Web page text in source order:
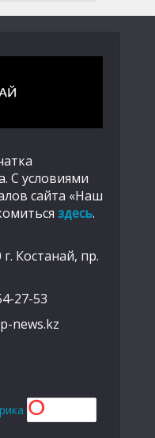
С условиями
сайта «Наш
здесь.
г. Костанай, пр.
27-53
news.kz